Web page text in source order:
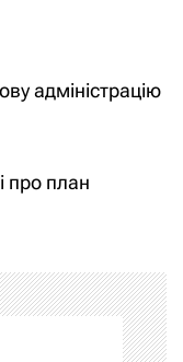
адміністрацію
про план